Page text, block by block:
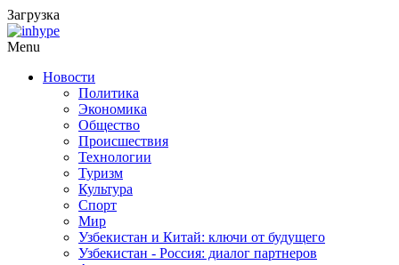
Загрузка
Menu
Новости
Политика
Экономика
Общество
Происшествия
Технологии
Туризм
Культура
Спорт
Мир
Узбекистан и Китай: ключи от будущего
Узбекистан - Россия: диалог партнеров